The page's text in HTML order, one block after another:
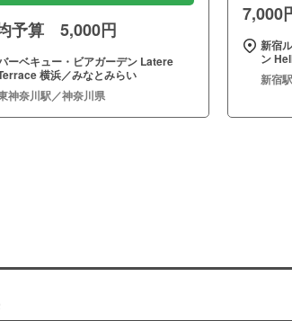
予算 5,000円
ーベキュー・ビアガーデン Latere
横浜／みなとみらい
神奈川駅／神奈川県
7,000
新宿
ン
新宿